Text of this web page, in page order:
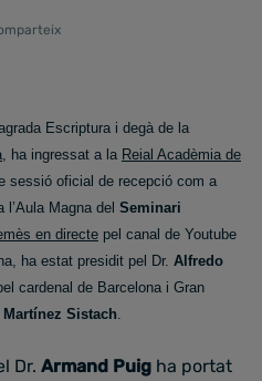
Escriptura i degà de la
, ha ingressat a la Reial Acadèmia de
sessió oficial de recepció com a
Magna del Seminari
en directe pel canal de Youtube
ha estat presidit pel Dr. Alfredo
cardenal de Barcelona i Gran
Sistach.
Dr. Armand Puig ha portat